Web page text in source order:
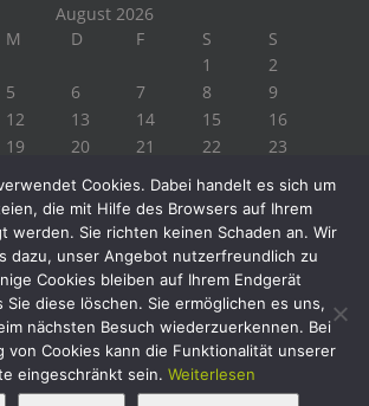
August 2026
M D F S
S
1
2
5 6 7 8
9
12 13 14 15
16
19 20 21 22
23
Biogärtner Ploberger | Alle Rechte vorbehalten
Cookies. Dabei handelt es sich um
die mit Hilfe des Browsers auf Ihrem
werden. Sie richten keinen Schaden an. Wir
dazu, unser Angebot nutzerfreundlich zu
Cookies bleiben auf Ihrem Endgerät
Sie diese löschen. Sie ermöglichen es uns,
nächsten Besuch wiederzuerkennen. Bei
von Cookies kann die Funktionalität unserer
eingeschränkt sein. Weiterlesen